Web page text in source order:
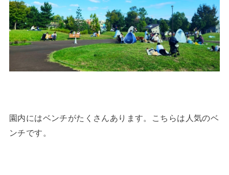
園内にはベンチがたくさんあります。こちらは人気のベ
ンチです。